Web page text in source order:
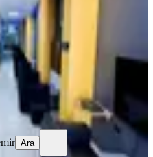
Düz Giriş (Zemin)
Ara